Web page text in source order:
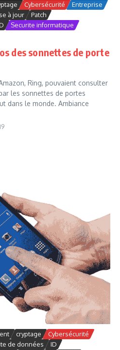
Cybersécurité
Entreprise
à jour
Patch
Securite informatique
des sonnettes de porte
Ring, pouvaient consulter
les sonnettes de portes
dans le monde. Ambiance
cryptage
Cybersécurité
de données
ID